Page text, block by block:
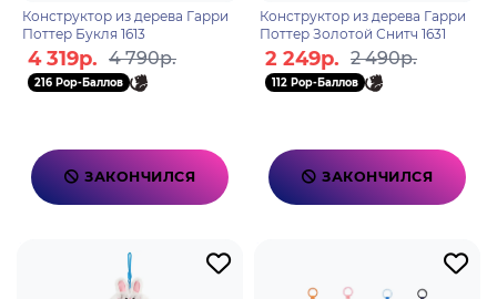
Конструктор из дерева Гарри
Поттер Букля 1613
4 319р. 4 790р.
216 Pop-Баллов
ЗАКОНЧИЛСЯ
Конструктор из дерева Гарри
Поттер Золотой Снитч 1631
2 249р. 2 490р.
112 Pop-Баллов
ЗАКОНЧИЛСЯ